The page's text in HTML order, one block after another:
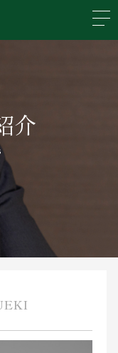
介
分野
士紹介
ス
合わせ